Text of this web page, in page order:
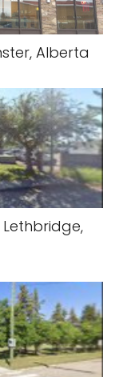
Alberta
Lethbridge,